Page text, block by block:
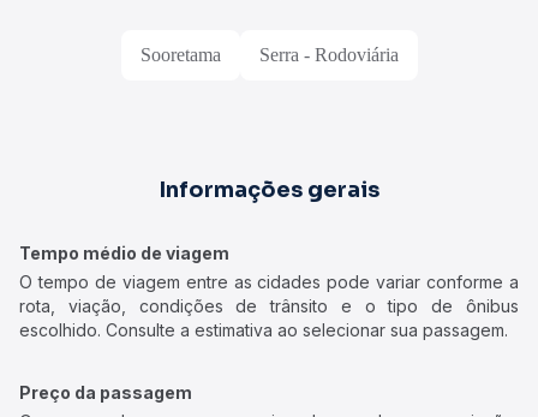
Sooretama Serra - Rodoviária
Informações gerais
Tempo médio de viagem
O tempo de viagem entre as cidades pode variar conforme a
rota, viação, condições de trânsito e o tipo de ônibus
escolhido. Consulte a estimativa ao selecionar sua passagem.
Preço da passagem